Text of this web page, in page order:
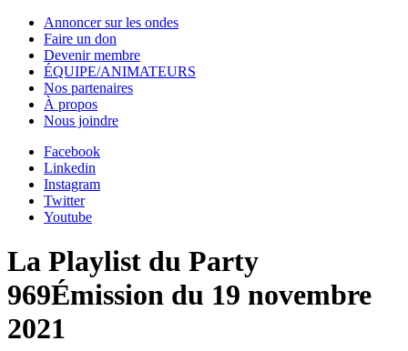
Annoncer sur les ondes
Faire un don
Devenir membre
ÉQUIPE/ANIMATEURS
Nos partenaires
À propos
Nous joindre
Facebook
Linkedin
Instagram
Twitter
Youtube
La Playlist du Party
969Émission du 19 novembre
2021